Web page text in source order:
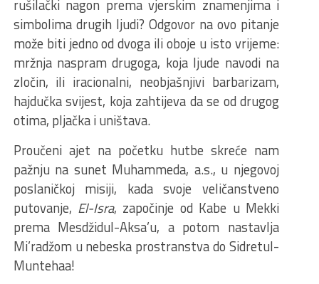
rušilački nagon prema vjerskim znamenjima i
simbolima drugih ljudi? Odgovor na ovo pitanje
može biti jedno od dvoga ili oboje u isto vrijeme:
mržnja naspram drugoga, koja ljude navodi na
zločin, ili iracionalni, neobjašnjivi barbarizam,
hajdučka svijest, koja zahtijeva da se od drugog
otima, pljačka i uništava.
Proučeni ajet na početku hutbe skreće nam
pažnju na sunet Muhammeda, a.s., u njegovoj
poslaničkoj misiji, kada svoje veličanstveno
putovanje, El-Isra, započinje od Kabe u Mekki
prema Mesdžidul-Aksa’u, a potom nastavlja
Mi’radžom u nebeska prostranstva do Sidretul-
Muntehaa!